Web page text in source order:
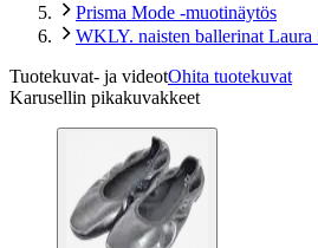
Prisma Mode -muotinäytös
WKLY. naisten ballerinat Laura
Tuotekuvat- ja videotOhita tuotekuvat
Karusellin pikakuvakkeet